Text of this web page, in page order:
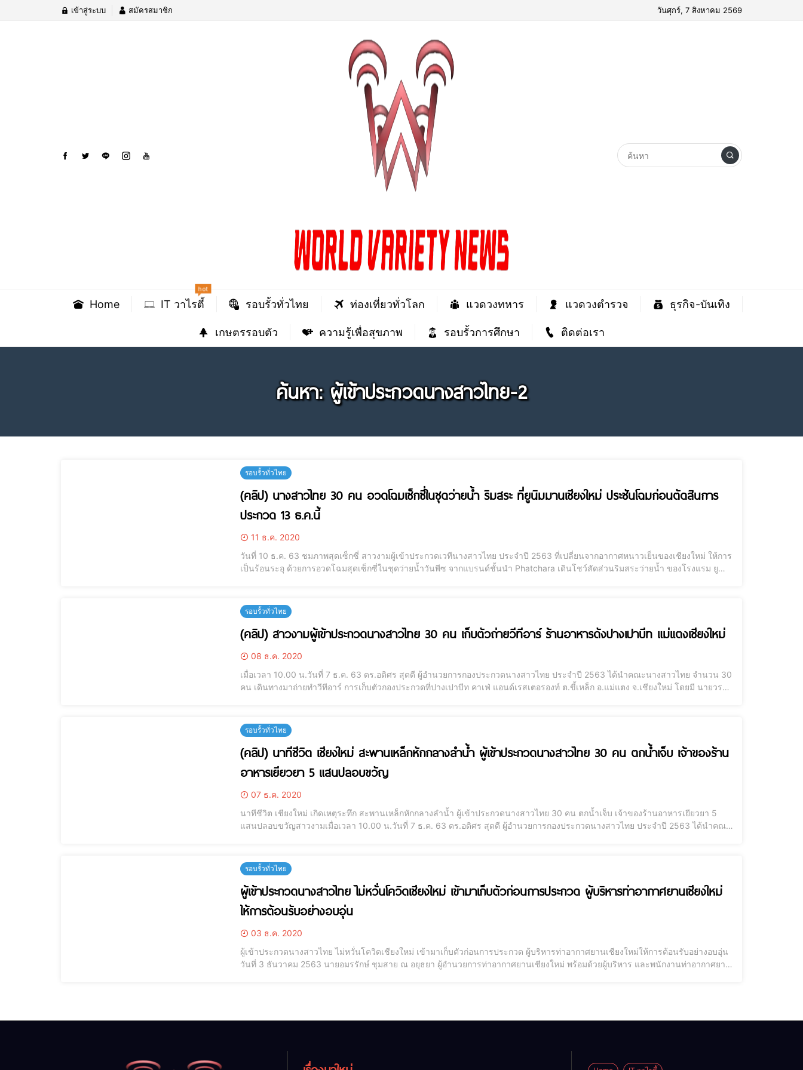
เข้าสู่ระบบ สมัครสมาชิก วันศุกร์, 7 สิงหาคม 2569
Home IT วาไรตี้
hot
รอบรั้วทั่วไทย ท่องเที่ยวทั่วโลก แวดวงทหาร แวดวงตำรวจ ธุรกิจ-บันเทิง
เกษตรรอบตัว ความรู้เพื่อสุขภาพ รอบรั้วการศึกษา ติดต่อเรา
ค้นหา: ผู้เข้าประกวดนางสาวไทย-2
รอบรั้วทั่วไทย
(คลิป) นางสาวไทย 30 คน อวดโฉมเซ็กซี่ในชุดว่ายน้ำ ริมสระ ที่ยูนิมมานเชียงใหม่ ประชันโฉมก่อนตัดสินการ
ประกวด 13 ธ.ค.นี้
11 ธ.ค. 2020
วันที่ 10 ธ.ค. 63 ชมภาพสุดเซ็กซี่ สาวงามผู้เข้าประกวดเวทีนางสาวไทย ประจำปี 2563 ที่เปลี่ยนจากอากาศหนาวเย็นของเชียงใหม่ ให้การ
เป็นร้อนระอุ ด้วยการอวดโฉมสุดเซ็กซี่ในชุดว่ายน้ำวันพีซ จากแบรนด์ชั้นนำ Phatchara เดินโชว์สัดส่วนริมสระว่ายน้ำ ของโรงแรม ยู
รอบรั้วทั่วไทย
(คลิป) สาวงามผู้เข้าประกวดนางสาวไทย 30 คน เก็บตัวถ่ายวีทีอาร์ ร้านอาหารดังปางเปาบีท แม่แตงเชียงใหม่
08 ธ.ค. 2020
เมื่อเวลา 10.00 น.วันที่ 7 ธ.ค. 63 ดร.อดิศร สุดดี ผู้อำนวยการกองประกวดนางสาวไทย ประจำปี 2563 ได้นำคณะนางสาวไทย จำนวน 30
คน เดินทางมาถ่ายทำวีทีอาร์ การเก็บตัวกองประกวดที่ปางเปาบีท คาเฟ่ แอนด์เรสเตอรองท์ ต.ขี้เหล็ก อ.แม่แตง จ.เชียงใหม่ โดยมี นายวรพ
รอบรั้วทั่วไทย
(คลิป) นาทีชีวิต เชียงใหม่ สะพานเหล็กหักกลางลำน้ำ ผู้เข้าประกวดนางสาวไทย 30 คน ตกน้ำเจ็บ เจ้าของร้าน
อาหารเยียวยา 5 แสนปลอบขวัญ
07 ธ.ค. 2020
นาทีชีวิต เชียงใหม่ เกิดเหตุระทึก สะพานเหล็กหักกลางลำน้ำ ผู้เข้าประกวดนางสาวไทย 30 คน ตกน้ำเจ็บ เจ้าของร้านอาหารเยียวยา 5
แสนปลอบขวัญสาวงามเมื่อเวลา 10.00 น.วันที่ 7 ธ.ค. 63 ดร.อดิศร สุดดี ผู้อำนวยการกองประกวดนางสาวไทย ประจำปี 2563 ได้นำคณะ
รอบรั้วทั่วไทย
ผู้เข้าประกวดนางสาวไทย ไม่หวั่นโควิดเชียงใหม่ เข้ามาเก็บตัวก่อนการประกวด ผู้บริหารท่าอากาศยานเชียงใหม่
ให้การต้อนรับอย่างอบอุ่น
03 ธ.ค. 2020
ผู้เข้าประกวดนางสาวไทย ไม่หวั่นโควิดเชียงใหม่ เข้ามาเก็บตัวก่อนการประกวด ผู้บริหารท่าอากาศยานเชียงใหม่ให้การต้อนรับอย่างอบอุ่น
วันที่ 3 ธันวาคม 2563 นายอมรรักษ์ ชุมสาย ณ อยุธยา ผู้อำนวยการท่าอากาศยานเชียงใหม่ พร้อมด้วยผู้บริหาร และพนักงานท่าอากาศยาน